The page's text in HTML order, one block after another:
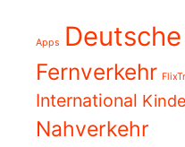
Apps
Fernverkehr
International
Nahverkehr